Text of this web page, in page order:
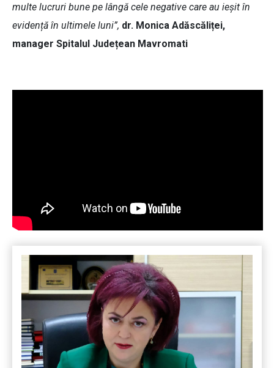
multe lucruri bune pe lângă cele negative care au ieșit în
evidență în ultimele luni”, dr. Monica Adăscăliței,
manager Spitalul Județean Mavromati